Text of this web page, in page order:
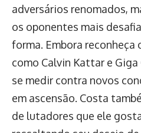
adversários renomados,
os oponentes mais
forma. Embora reconheça
como Calvin Kattar e
se medir contra novos
em ascensão. Costa
de lutadores que ele